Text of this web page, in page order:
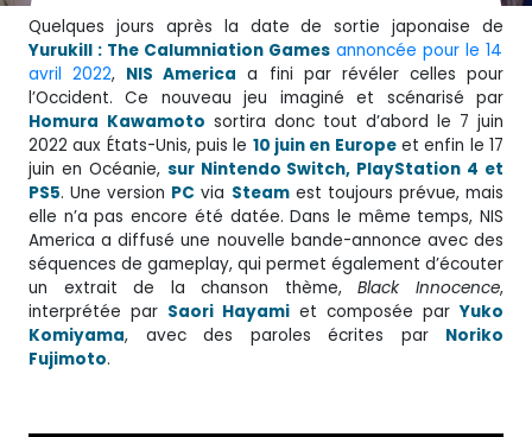
Quelques jours après la date de sortie japonaise de
Yurukill : The Calumniation Games annoncée pour le 14
avril 2022, NIS America a fini par révéler celles pour
l’Occident. Ce nouveau jeu imaginé et scénarisé par
Homura Kawamoto sortira donc tout d’abord le 7 juin
2022 aux États-Unis, puis le 10 juin en Europeet enfin le 17
juin en Océanie, sur Nintendo Switch, PlayStation 4 et
PS5. Une version PC via Steamest toujours prévue, mais
elle n’a pas encore été datée. Dans le même temps, NIS
America a diffusé une nouvelle bande-annonce avec des
séquences de gameplay, qui permet également d’écouter
un extrait de la chanson thème,Black Innocence,
interprétée par Saori Hayami et composée par Yuko
Komiyama, avec des paroles écrites par Noriko
Fujimoto.